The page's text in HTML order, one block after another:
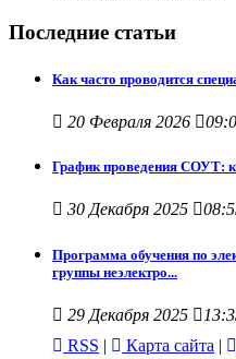
Поcледние статьи
Как часто проводится
20 Февраля 2026
График проведения СОУТ:
30 Декабря 2025
Программа обучения по
группы неэлектро...
29 Декабря 2025
RSS | Карта сайта |